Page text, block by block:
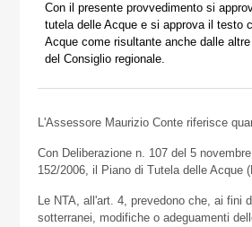
Con il presente provvedimento si
tutela delle Acque e si approva il testo
Acque come risultante anche dalle
del Consiglio regionale.
L'Assessore Maurizio Conte riferisce
Con Deliberazione n. 107 del 5
152/2006, il Piano di Tutela delle Acque
Le NTA, all'art. 4, prevedono che, ai fini
sotterranei, modifiche o adeguamenti